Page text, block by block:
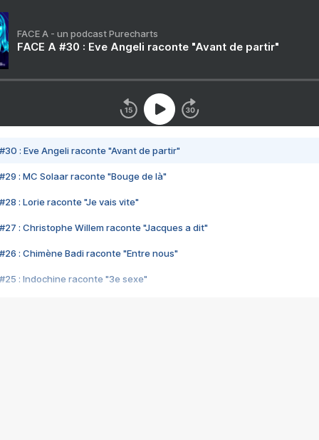
FACE A - un podcast Purecharts
FACE A #30 : Eve Angeli raconte "Avant de partir"
#30 : Eve Angeli raconte "Avant de partir"
#29 : MC Solaar raconte "Bouge de là"
#28 : Lorie raconte "Je vais vite"
#27 : Christophe Willem raconte "Jacques a dit"
#26 : Chimène Badi raconte "Entre nous"
#25 : Indochine raconte "3e sexe"